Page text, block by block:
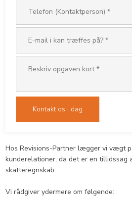
​Hos Revisions-Partner lægger vi vægt
kunderelationer, da det er en tillidssag
skatteregnskab.
​Vi rådgiver ydermere om følgende: